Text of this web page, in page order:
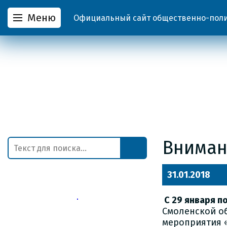
Меню Официальный сайт общественно-
31.01.2018
С 29 января
Смоленской
мероприятия